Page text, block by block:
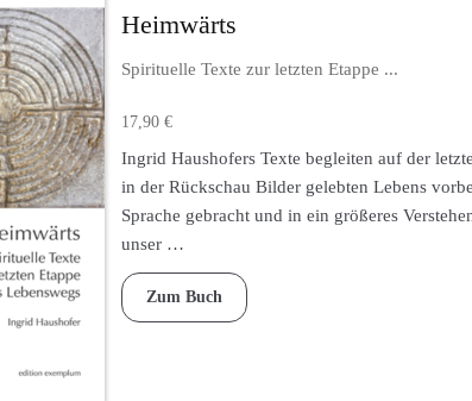
Heimwärts
Spirituelle Texte zur letzten Etappe ...
17,90€
Ingrid Haushofers Texte begleiten auf der
in der Rückschau Bilder gelebten Lebens
Sprache gebracht und in ein größeres
unser …
Zum Buch